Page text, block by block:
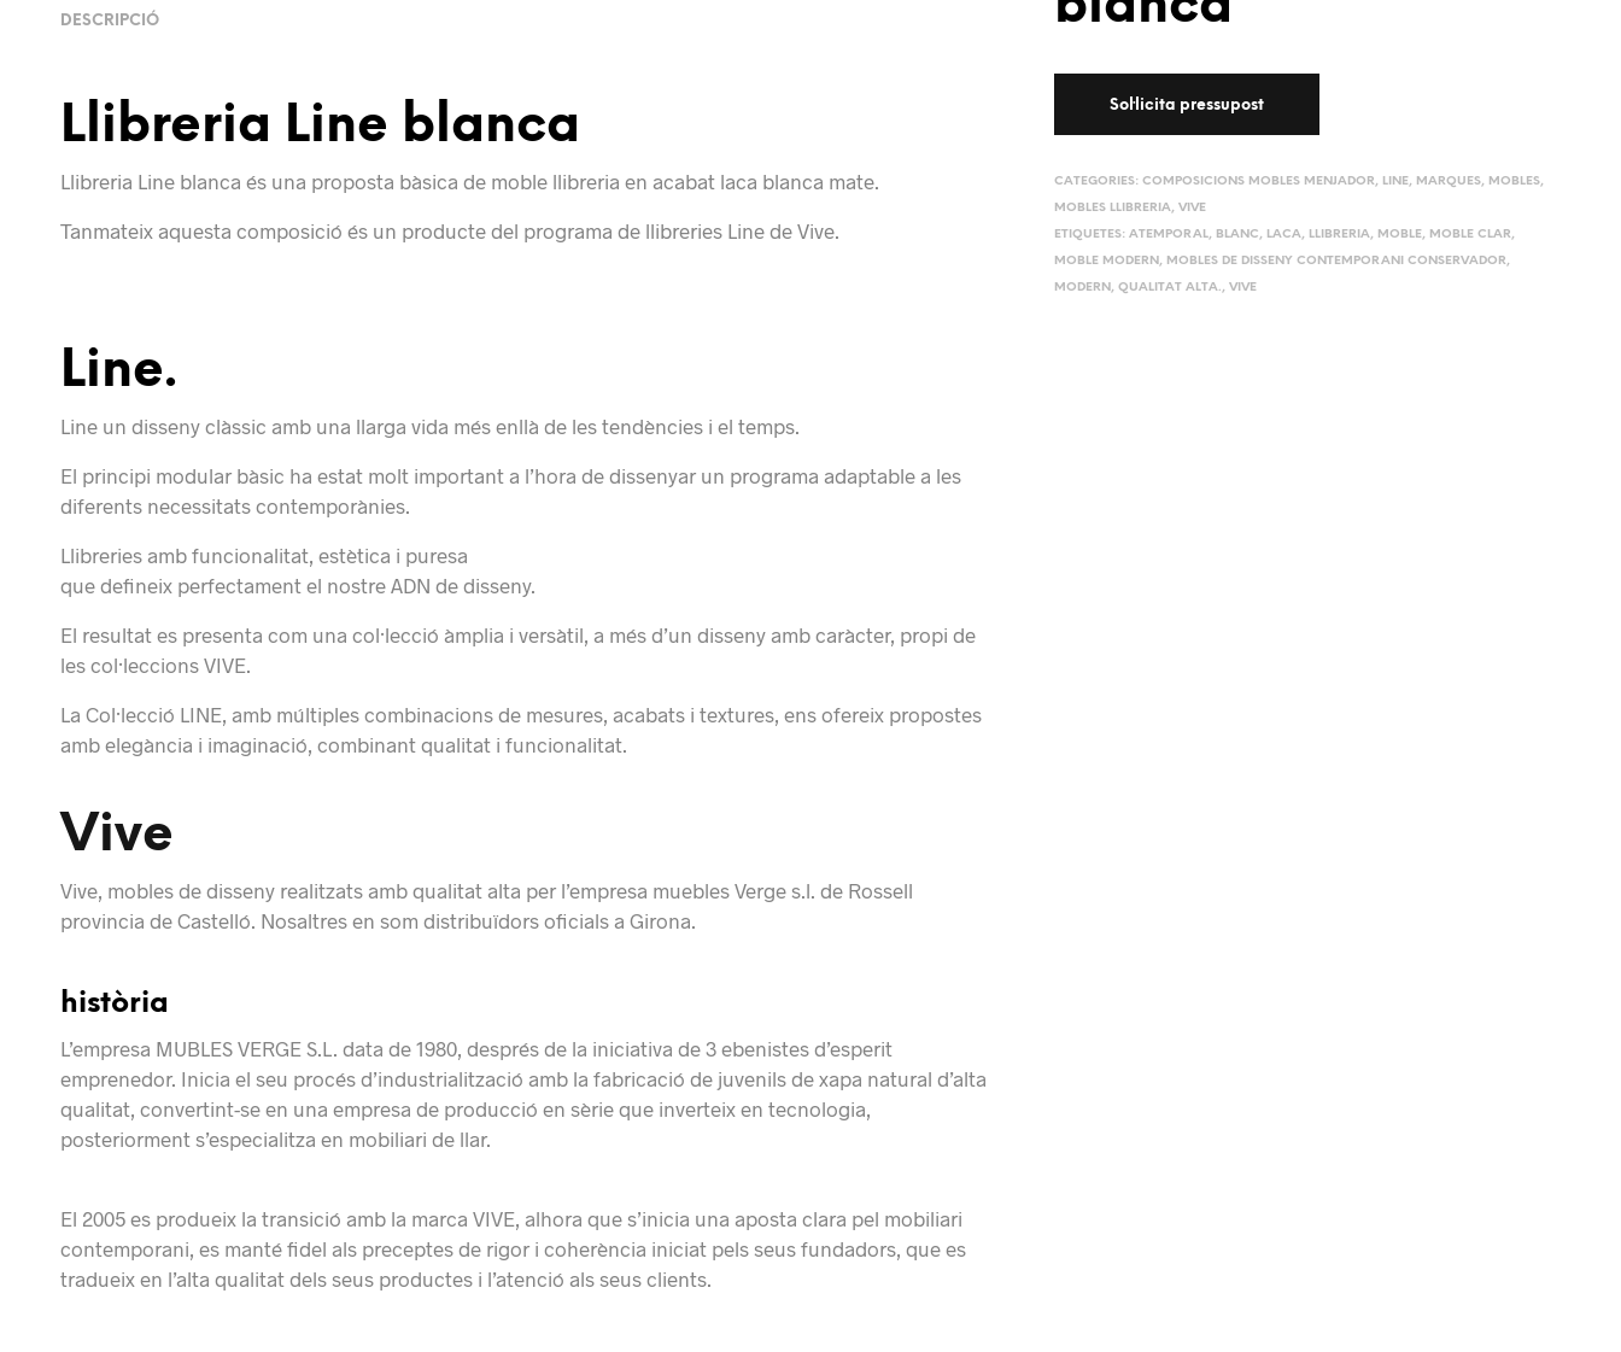
CATEGORIES: COMPOSICIONS MOBLES MENJADOR, LINE, MARQUES, MOBLES,
MOBLES LLIBRERIA, VIVE
ETIQUETES: ATEMPORAL, BLANC, LACA, LLIBRERIA, MOBLE, MOBLE CLAR,
MOBLE MODERN, MOBLES DE DISSENY CONTEMPORANI CONSERVADOR,
MODERN, QUALITAT ALTA., VIVE
DESCRIPCIÓ
Llibreria Line blanca
Llibreria Line blanca és una proposta bàsica de moble llibreria en acabat laca blanca mate.
Tanmateix aquesta composició és un producte del programa de llibreries Line de Vive.
Line.
Line un disseny clàssic amb una llarga vida més enllà de les tendències i el temps.
El principi modular bàsic ha estat molt important a l’hora de dissenyar un programa adaptable a les
diferents necessitats contemporànies.
Llibreries amb funcionalitat, estètica i puresa
que defineix perfectament el nostre ADN de disseny.
El resultat es presenta com una col·lecció àmplia i versàtil, a més d’un disseny amb caràcter, propi de
les col·leccions VIVE.
La Col·lecció LINE, amb múltiples combinacions de mesures, acabats i textures, ens ofereix propostes
amb elegància i imaginació, combinant qualitat i funcionalitat.
Vive
Vive, mobles de disseny realitzats amb qualitat alta per l’empresa muebles Verge s.l. de Rossell
provincia de Castelló. Nosaltres en som distribuïdors oficials a Girona.
història
L’empresa MUBLES VERGE S.L. data de 1980, després de la iniciativa de 3 ebenistes d’esperit
emprenedor. Inicia el seu procés d’industrialització amb la fabricació de juvenils de xapa natural d’alta
qualitat, convertint-se en una empresa de producció en sèrie que inverteix en tecnologia,
posteriorment s’especialitza en mobiliari de llar.
El 2005 es produeix la transició amb la marca VIVE, alhora que s’inicia una aposta clara pel mobiliari
contemporani, es manté fidel als preceptes de rigor i coherència iniciat pels seus fundadors, que es
tradueix en l’alta qualitat dels seus productes i l’atenció als seus clients.